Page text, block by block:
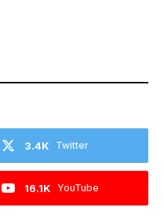
Twitter
3.4K
YouTube
16.1K